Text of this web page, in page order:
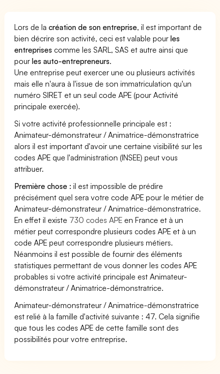
Lors de lacréation de son entreprise, il est important de
bien décrire son activité, ceci est valable pourles
entreprises comme les SARL, SAS et autre ainsi que
pourles auto-entrepreneurs.
Une entreprise peut exercer une ou plusieurs activités
mais elle n'aura à l'issue de son immatriculation qu'un
numéro SIRET et un seul code APE (pour Activité
principale exercée).
Si votre activité professionnelle principale est :
Animateur-démonstrateur / Animatrice-démonstratrice
alors il est important d'avoir une certaine visibilité sur les
codes APE que l'administration (INSEE) peut vous
attribuer.
Première chose : il est impossible de prédire
précisément quel sera votre code APE pour le métier de
Animateur-démonstrateur / Animatrice-démonstratrice.
En effet il existe 730 codes APE en France et à un
métier peut correspondre plusieurs codes APE et à un
code APE peut correspondre plusieurs métiers.
Néanmoins il est possible de fournir des éléments
statistiques permettant de vous donner les codes APE
probables si votre activité principale est Animateur-
démonstrateur / Animatrice-démonstratrice.
Animateur-démonstrateur / Animatrice-démonstratrice
est relié à la famille d'activité suivante : 47. Cela signifie
que tous les codes APE de cette famille sont des
possibilités pour votre entreprise.